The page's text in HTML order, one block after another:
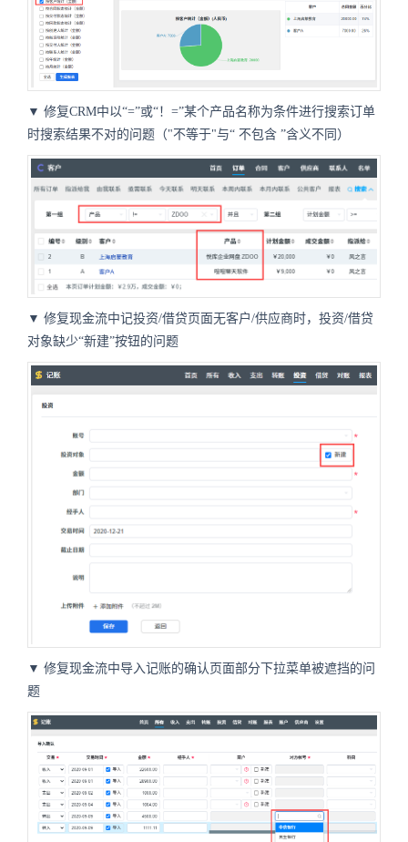
▼ 修复CRM中以“=”或“！=”某个产品名称为条件进行搜索订单
时搜索结果不对的问题（"不等于"与“ 不包含 ”含义不同 ）
▼ 修复现金流中记投资/借贷页面无客户/供应商时，投资/借贷
对象缺少“新建”按钮的问题
▼ 修复现金流中导入记账的确认页面部分下拉菜单被遮挡的问
题